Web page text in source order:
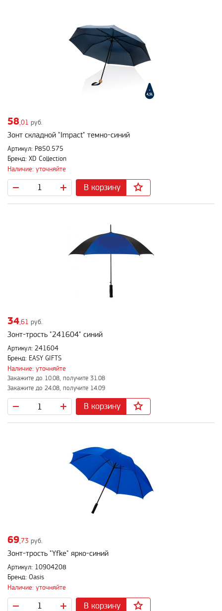
58,01 руб.
Зонт складной "Impact" темно-синий
Артикул: P850.575
Бренд: XD Collection
Наличие: уточняйте
В корзину
34 ,61 руб.
Зонт-трость "241604" синий
Артикул: 241604
Бренд: EASY GIFTS
Наличие: уточняйте
Закажите до 10.08, получите 31.08
Закажите до 24.08, получите 14.09
В корзину
69,73 руб.
Зонт-трость "Yfke" ярко-синий
Артикул: 10904208
Бренд: Oasis
Наличие: уточняйте
В корзину